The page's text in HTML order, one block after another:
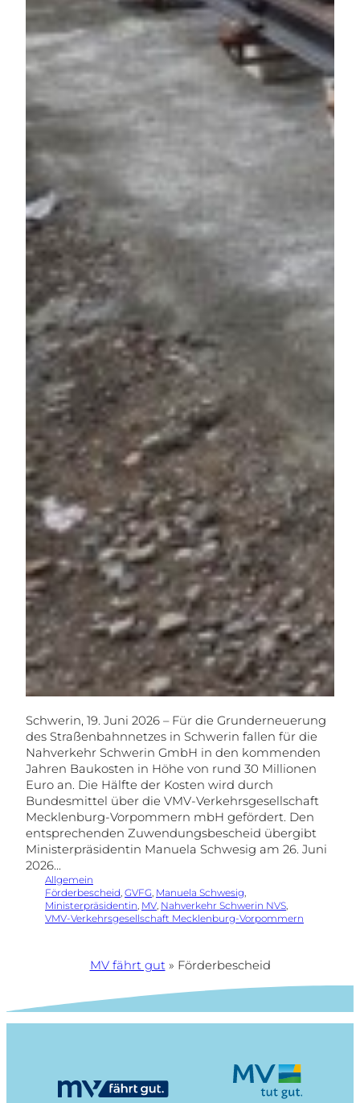
Schwerin, 19. Juni 2026 – Für die Grunderneuerung
des Straßenbahnnetzes in Schwerin fallen für die
Nahverkehr Schwerin GmbH in den kommenden
Jahren Baukosten in Höhe von rund 30 Millionen
Euro an. Die Hälfte der Kosten wird durch
Bundesmittel über die VMV-Verkehrsgesellschaft
Mecklenburg-Vorpommern mbH gefördert. Den
entsprechenden Zuwendungsbescheid übergibt
Ministerpräsidentin Manuela Schwesig am 26. Juni
2026…
Allgemein
Förderbescheid GVFG Manuela Schwesig
Ministerpräsidentin MV Nahverkehr Schwerin NVS
VMV-Verkehrsgesellschaft Mecklenburg-Vorpommern
MV fährt gut» Förderbescheid